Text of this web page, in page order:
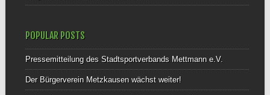
POPULAR POSTS
Pressemitteilung des Stadtsportverbands Mettmann e.V.
Der Bürgerverein Metzkausen wächst weiter!